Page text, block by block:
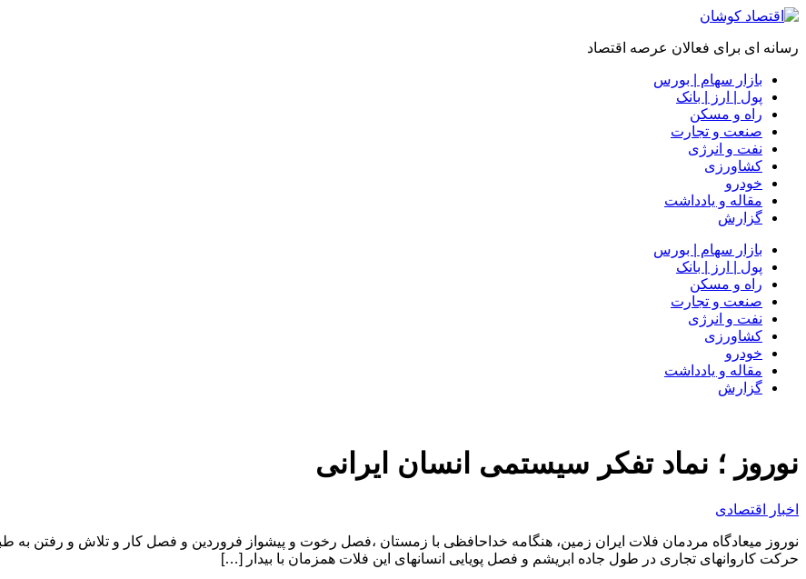
رسانه ای برای فعالان عرصه اقتصاد
بازار سهام | بورس
پول | ارز | بانک
راه و مسکن
صنعت و تجارت
نفت و انرژی
کشاورزی
خودرو
مقاله و یادداشت
گزارش
بازار سهام | بورس
پول | ارز | بانک
راه و مسکن
صنعت و تجارت
نفت و انرژی
کشاورزی
خودرو
مقاله و یادداشت
گزارش
نوروز ؛ نماد تفکر سیستمی انسان ایرانی
اخبار اقتصادی
نوروز میعادگاه مردمان فلات ایران زمین، هنگامه خداحافظی با زمستان ،فصل رخوت و پیشواز فروردین و فصل کار و تلاش و رفتن به
حرکت کاروانهای تجاری در طول جاده ابریشم و فصل پویایی انسانهای این فلات همزمان با بیدار […]